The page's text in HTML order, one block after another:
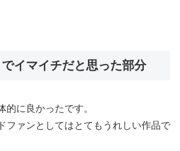
イマイチだと思った部分
的に良かったです。
ファンとしてはとてもうれしい作品で